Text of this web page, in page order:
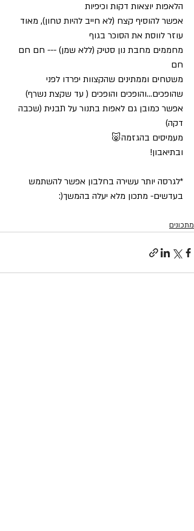
הלאפות יוצאות דקות וכיפיות
אפשר להוסיף קצח (לא חייב להיות טחון), מאוד
עוזר לווסת את הסוכר בגוף
מחממים מחבת נון סטיק (ללא שמן) --- חם חם
חם
משטחים וממתינים שהקצוות יפרדו לפני
שהופכים...והופכים והופכים ( עד שקצת נשרף)
אפשר כמובן גם לאפות בתנור על תבנית (שכבה
דקה)
מעמיסים בהגזמה🐷
ובתיאבון!
*לגרסה יותר עשירה בחלבון אפשר להשתמש
בעדשים- מתכון מלא יעלה בהמשך(:
מתכונים